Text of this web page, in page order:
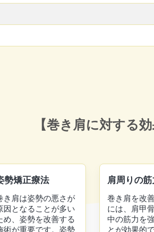
【巻き肩に対する
勢矯正療法
き肩は姿勢の悪さが
因となることが多い
め、姿勢を改善する
術が重要です。姿勢
肩周りの
巻き肩を改
には、肩甲
中の筋力を
とが効果的